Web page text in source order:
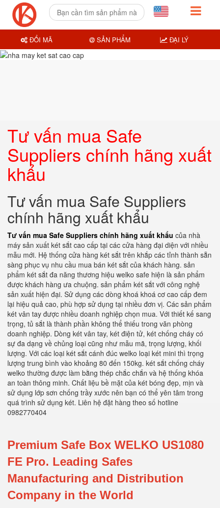
Tư vấn mua Safe
Suppliers chính hãng xuất
khẩu
Tư vấn mua Safe Suppliers
chính hãng xuất khẩu
Tư vấn mua Safe Suppliers chính hãng xuất khẩu của nhà
máy sản xuất két sắt cao cấp tại các cửa hàng đại diện với nhiều
mẫu mới. Hệ thống cửa hàng két sắt trên khắp các tỉnh thành sẵn
sàng phục vụ nhu cầu mua bán két sắt của khách hàng. sản
phẩm két sắt đa năng thương hiệu welko safe hiện là sản phẩm
được khách hàng ưa chuộng. sản phẩm két sắt với công nghệ
sản xuất hiện đại. Sử dụng các dòng khoá khoá cơ cao cấp đem
lại hiệu quả cao, phù hợp sử dụng tại nhiều đơn vị. Các sản phẩm
két vân tay được nhiều doanh nghiệp chọn mua. Với thiết kế sang
trọng, tủ sắt là thành phần không thể thiếu trong văn phòng
doanh nghiệp. Dòng két vân tay, két điện tử, két chống cháy có
sự đa dạng về chủng loại cũng như mẫu mã, trọng lượng, khối
lượng. Với các loại két sắt cánh đúc welko loại két mini thì trọng
lượng trung bình vào khoảng 80 đến 150kg. két sắt chống cháy
welko thường được làm bằng thép chắc chắn và hệ thống khóa
an toàn thông minh. Chất liệu bề mặt của két bóng đẹp, mịn và
sử dụng lớp sơn chống trầy xước nên bạn có thể yên tâm trong
quá trình sử dụng két. Liên hệ đặt hàng theo số hotline
0982770404
Premium Safe Box WELKO US1080
FE Pro. Leading Safes
Manufacturing and Distribution
Company in the World
ĐỔI MÃ SẢN PHẨM ĐẠI LÝ